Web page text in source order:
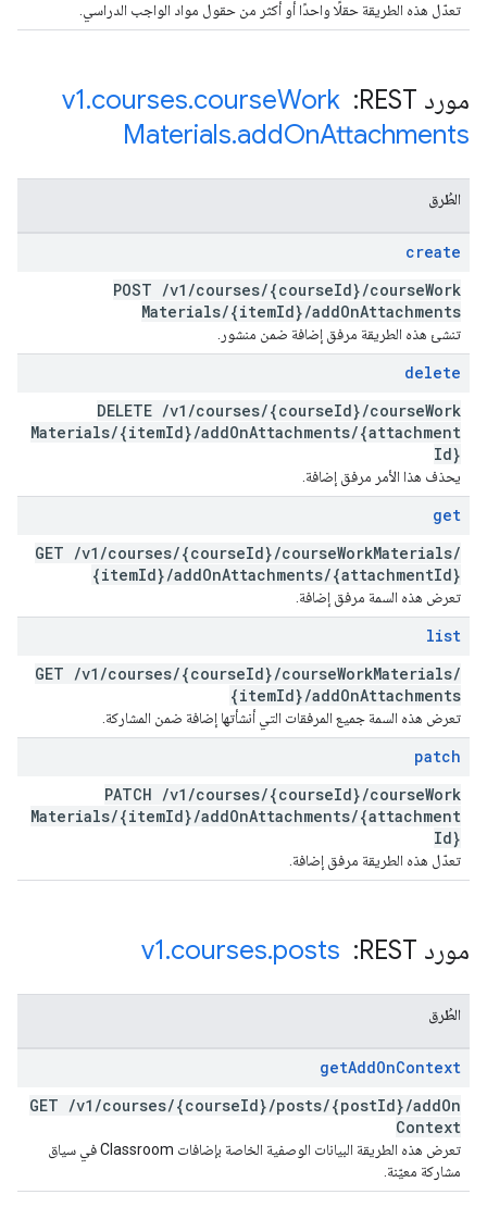
تعدّل هذه الطريقة حقلًا واحدًا أو أكثر من حقول مواد الواجب الدراسي.
مورد REST: ‏ v1.courses.courseWork
Materials.addOnAttachments
الطُرق
create
POST /v1 /courses/{courseId}/courseWork
Materials/{itemId}/addOnAttachments
تنشئ هذه الطريقة مرفق إضافة ضمن منشور.
delete
DELETE /v1 /courses/{courseId}/courseWork
Materials/{itemId}/addOnAttachments/{attachment
Id}
يحذف هذا الأمر مرفق إضافة.
get
GET /v1 /courses/{courseId}/courseWorkMaterials/
{itemId}/addOnAttachments/{attachmentId}
تعرض هذه السمة مرفق إضافة.
list
GET /v1 /courses/{courseId}/courseWorkMaterials/
{itemId}/addOnAttachments
تعرض هذه السمة جميع المرفقات التي أنشأتها إضافة ضمن المشاركة.
patch
PATCH /v1 /courses/{courseId}/courseWork
Materials/{itemId}/addOnAttachments/{attachment
Id}
تعدّل هذه الطريقة مرفق إضافة.
مورد REST: ‏ v1.courses.posts
الطُرق
getAddOnContext
GET /v1 /courses/{courseId}/posts/{postId}/addOn
Context
تعرض هذه الطريقة البيانات الوصفية الخاصة بإضافات Classroom في سياق
مشاركة معيّنة.